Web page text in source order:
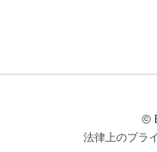
©
法律上のプラ